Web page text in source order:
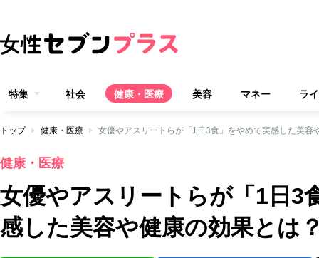
特集 社会 健康・医療 美容 マネー ラ
トップ 健康・医療 女優やアスリートらが「1日3食」をやめて実感した美容
健康・医療
女優やアスリートらが「1日3
感した美容や健康の効果とは